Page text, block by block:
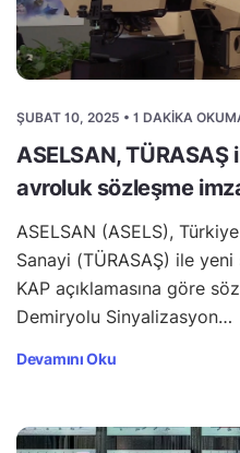
ŞUBAT 10, 2025 • 1 DAKIKA
ASELSAN,
avroluk sözleşme
ASELSAN (ASELS),
Sanayi (TÜRASAŞ) ile yeni
KAP açıklamasına göre
Demiryolu Sinyalizasyon…
Devamını Oku